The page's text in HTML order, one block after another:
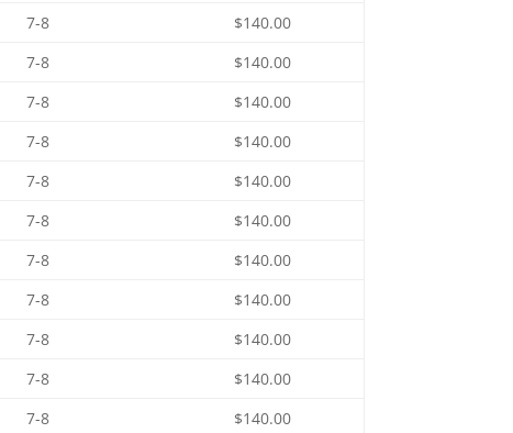
7-8
$140.00
7-8
$140.00
7-8
$140.00
7-8
$140.00
7-8
$140.00
7-8
$140.00
7-8
$140.00
7-8
$140.00
7-8
$140.00
7-8
$140.00
7-8
$140.00